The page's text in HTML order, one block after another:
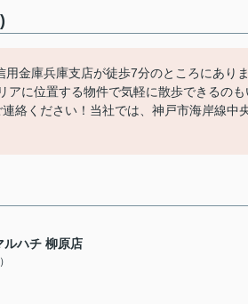
金庫兵庫支店が徒歩7分のところにあり
に位置する物件で気軽に散歩できるの
絡ください！当社では、神戸市海岸線中
ルハチ 柳原店